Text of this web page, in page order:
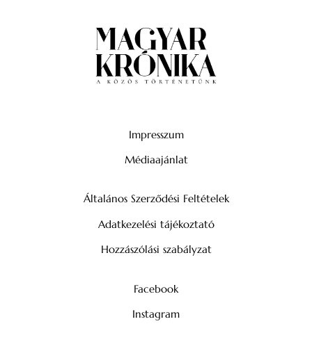
Impresszum
Médiaajánlat
Általános Szerződési Feltételek
Adatkezelési tájékoztató
Hozzászólási szabályzat
Facebook
Instagram